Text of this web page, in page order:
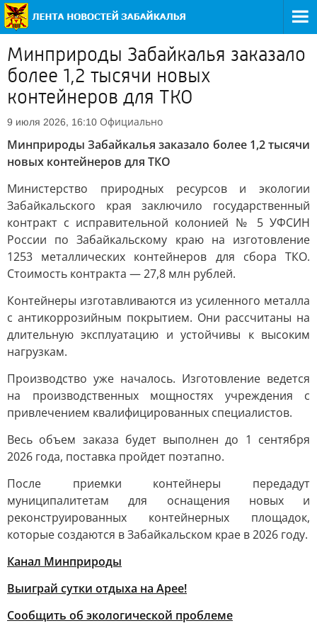
Минприроды Забайкалья заказало
более 1,2 тысячи новых
контейнеров для ТКО
9 июля 2026, 16:10 Официально
Минприроды Забайкалья заказало более 1,2 тысячи
новых контейнеров для ТКО
Министерство природных ресурсов и экологии
Забайкальского края заключило государственный
контракт с исправительной колонией № 5 УФСИН
России по Забайкальскому краю на изготовление
1253 металлических контейнеров для сбора ТКО.
Стоимость контракта — 27,8 млн рублей.
Контейнеры изготавливаются из усиленного металла
с антикоррозийным покрытием. Они рассчитаны на
длительную эксплуатацию и устойчивы к высоким
нагрузкам.
Производство уже началось. Изготовление ведется
на производственных мощностях учреждения с
привлечением квалифицированных специалистов.
Весь объем заказа будет выполнен до 1 сентября
2026 года, поставка пройдет поэтапно.
После приемки контейнеры передадут
муниципалитетам для оснащения новых и
реконструированных контейнерных площадок,
которые создаются в Забайкальском крае в 2026 году.
Канал Минприроды
Выиграй сутки отдыха на Арее!
Сообщить об экологической проблеме